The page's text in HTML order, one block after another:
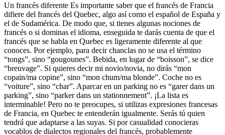
Un francés diferente Es importante saber que el francés de Francia
difiere del francés del Quebec, algo así como el español de España y
el de Sudamérica. De modo que, si tienes algunas nociones de
francés o si dominas el idioma, enseguida te darás cuenta de que el
francés que se habla en Quebec es ligeramente diferente al que
conoces. Por ejemplo, para decir chanclas no se usa el término
“tongs”, sino “gougounes”. Bebida, en lugar de “boisson”, se dice
“breuvage”. Si quieres decir mi novio/novia, no dirás “mon
copain/ma copine”, sino “mon chum/ma blonde”. Coche no es
“voiture”, sino “char”. Aparcar en un parking no es “garer dans un
parking”, sino “parker dans un stationnement”. ¡La lista es
interminable! Pero no te preocupes, si utilizas expresiones francesas
de Francia, en Quebec te entenderán igualmente. Serás tú quien
tendrá que adaptarse a las suyas. Si por casualidad conocieras
vocablos de dialectos regionales del francés, probablemente